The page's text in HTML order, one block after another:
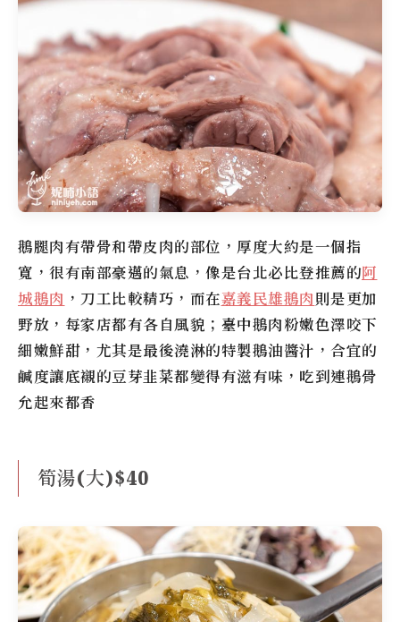
鵝腿肉有帶骨和帶皮肉的部位，厚度大約是一個指
寬，很有南部豪邁的氣息，像是台北必比登推薦的阿
城鵝肉 ，刀工比較精巧，而在嘉義民雄鵝肉則是更加
野放，每家店都有各自風貌；臺中鵝肉粉嫩色澤咬下
細嫩鮮甜，尤其是最後澆淋的特製鵝油醬汁，合宜的
鹹度讓底襯的豆芽韭菜都變得有滋有味，吃到連鵝骨
允起來都香
筍湯(大)$40